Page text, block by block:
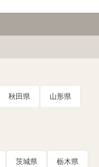
秋田県 山形県
茨城県 栃木県